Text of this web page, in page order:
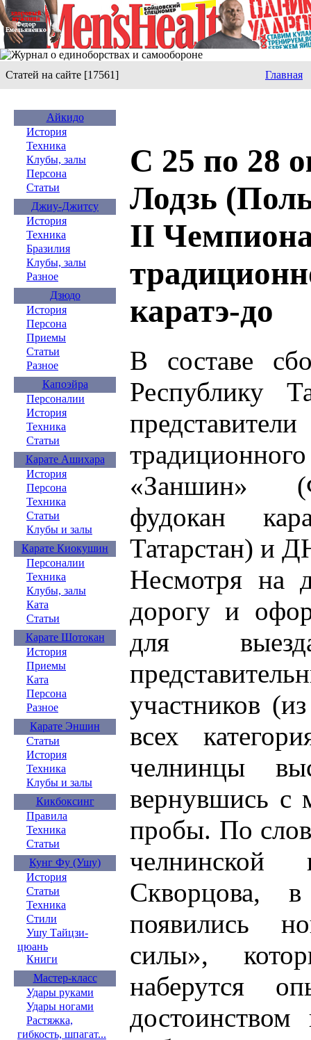
Статей на сайте [17561] Главная
Айкидо
История
Техника
Клубы, залы
Персона
Статьи
Джиу-Джитсу
История
Техника
Бразилия
Клубы, залы
Разное
Дзюдо
История
Персона
Приемы
Статьи
Разное
Капоэйра
Персоналии
История
Техника
Статьи
Карате Ашихара
История
Персона
Техника
Статьи
Клубы и залы
Карате Киокушин
Персоналии
Техника
Клубы, залы
Ката
Статьи
Карате Шотокан
История
Приемы
Ката
Персона
Разное
Карате Эншин
Статьи
История
Техника
Клубы и залы
Кикбоксинг
Правила
Техника
Статьи
Кунг Фу (Ушу)
История
Статьи
Техника
Стили
Ушу Тайцзи-
цюань
Книги
Мастер-класс
Удары руками
Удары ногами
Растяжка,
гибкость, шпагат...
С 25 по 28
Лодзь
II
каратэ-до
В составе
Республику
«Заншин»
фудокан
Татарстан) и
Несмотря на
дорогу и
для
участников
всех
челнинцы
вернувшись с
пробы. По
челнинской
Скворцова,
появились
силы»,
наберутся